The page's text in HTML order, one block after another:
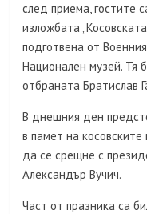
след приема, гостите
изложбата
подготвена от
Национален музей. Тя
отбраната Братислав
В днешния ден
в памет на
да се срещне с
Александър Вучич.
Част от празника са